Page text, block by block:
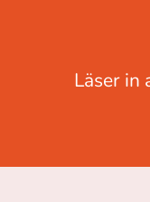
Läser in